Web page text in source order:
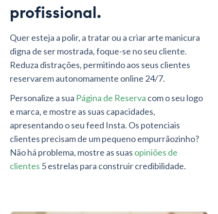
profissional.
Quer esteja a polir, a tratar ou a criar arte manicura
digna de ser mostrada, foque-se no seu cliente.
Reduza distrações, permitindo aos seus clientes
reservarem autonomamente online 24/7.
Personalize a sua Página de Reserva com o seu logo
e marca, e mostre as suas capacidades,
apresentando o seu feed Insta. Os potenciais
clientes precisam de um pequeno empurrãozinho?
Não há problema, mostre as suas opiniões de
clientes 5 estrelas para construir credibilidade.